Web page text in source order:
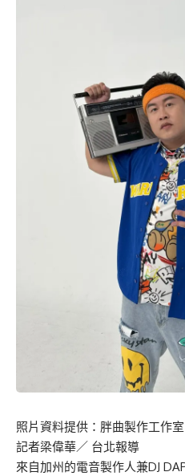
照片資料提供：胖曲製作工作室
記者梁偉華／ 台北報導
來自加州的電音製作人兼DJ